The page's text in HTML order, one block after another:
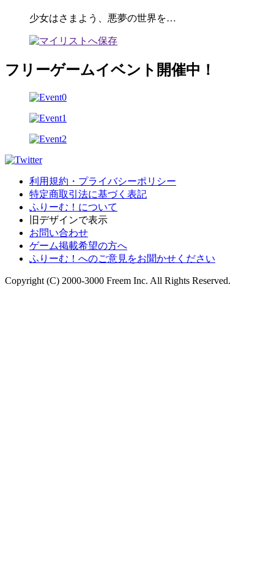
少女はさまよう、悪夢の世界を…
フリーゲームイベント開催中！
利用規約・プライバシーポリシー
特定商取引法に基づく表記
ふりーむ！について
旧デザインで表示
お問い合わせ
ゲーム掲載希望の方へ
ふりーむ！へのご意見をお聞かせください
Copyright (C) 2000-3000 Freem Inc. All Rights Reserved.